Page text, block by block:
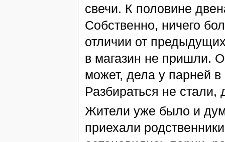
свечи. К половине
Собственно, ничего
отличии от
в магазин не пришли.
может, дела у парней в
Разбираться не
Жители уже было и
приехали